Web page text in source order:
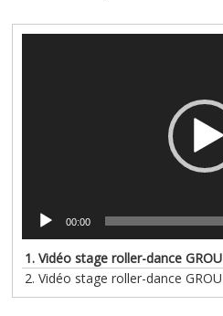
00:00
1.Vidéo stage roller-dance GROUPE 1,
2.Vidéo stage roller-dance GROUPE 2,